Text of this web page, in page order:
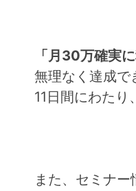
「月30万確実
無理なく達成で
11日間にわたり
また、セミナー